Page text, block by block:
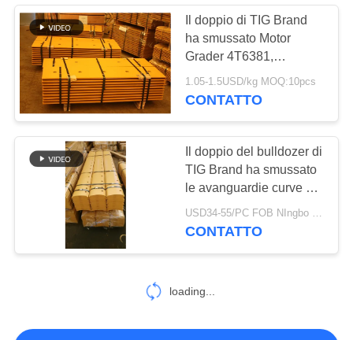
Il doppio di TIG Brand
ha smussato Motor
Grader 4T6381,
avanguardie del cariore
della ruota
1.05-1.5USD/kg MOQ:10pcs
CONTATTO
Il doppio del bulldozer di
TIG Brand ha smussato
le avanguardie curve va
in automobile la lama
5D9554 del
USD34-55/PC FOB NIngbo MOQ:10pcs
CONTATTO
loading...